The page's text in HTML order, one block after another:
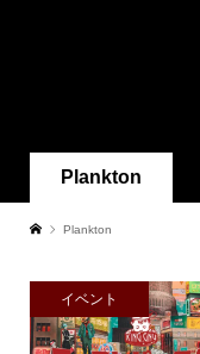
Plankton
Plankton
イベント